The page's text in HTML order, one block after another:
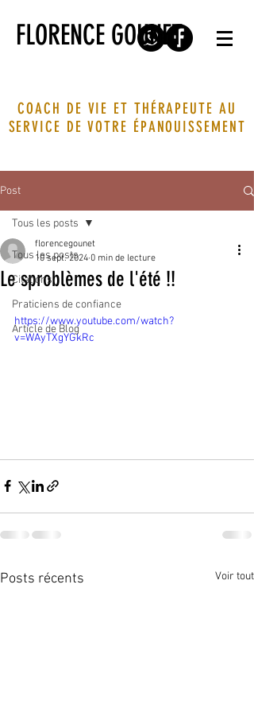
FLORENCE GOUNET
COACH DE VIE ET THÉRAPEUTE AU
SERVICE DE VOTRE ÉPANOUISSEMENT
Post
Tous les posts
Citations
Praticiens de confiance
Article de Blog
Tous les posts
Le sproblèmes de l'été !!
florencegounet
10 sept. 2024 0 min de lecture
https://www.youtube.com/watch?
v=WAyTXgYGkRc
Posts récents Voir tout